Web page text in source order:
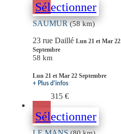
Sélectionner
SAUMUR(58 km)
23 rue Daillé Lun 21 et Mar 22
Septembre
58 km
Lun 21 et Mar 22 Septembre
+ Plus d'infos
315 €
Sélectionner